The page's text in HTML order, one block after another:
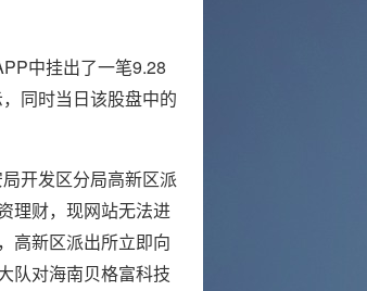
中挂出了一笔9.28
同时当日该股盘中的
开发区分局高新区派
理财，现网站无法进
高新区派出所立即向
队对海南贝格富科技